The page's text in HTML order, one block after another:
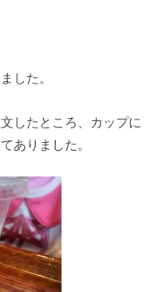
した。
したところ、カップに
ありました。